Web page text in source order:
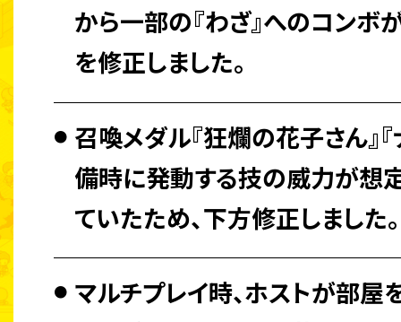
から一部の『わざ』へのコンボ
を修正しました。
召喚メダル『狂爛の花子さん』
備時に発動する技の威力が想
ていたため、下方修正しました。
マルチプレイ時、ホストが部